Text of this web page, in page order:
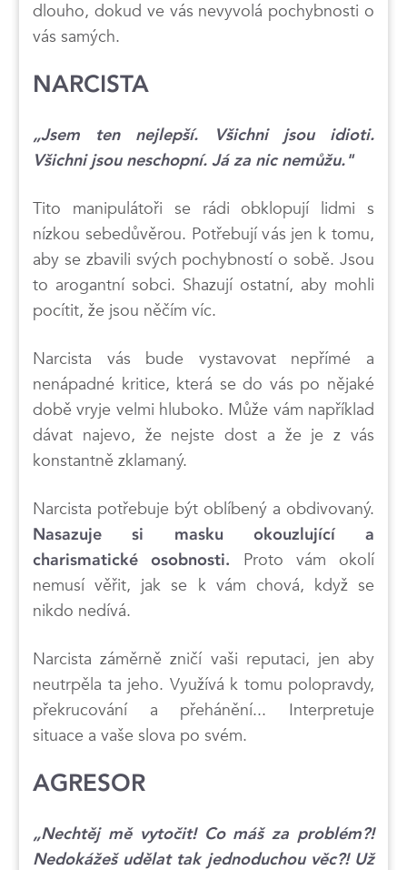
dlouho, dokud ve vás nevyvolá pochybnosti o
vás samých.
NARCISTA
„Jsem ten nejlepší. Všichni jsou idioti.
Všichni jsou neschopní. Já za nic nemůžu."
Tito manipulátoři se rádi obklopují lidmi s
nízkou sebedůvěrou. Potřebují vás jen k tomu,
aby se zbavili svých pochybností o sobě. Jsou
to arogantní sobci. Shazují ostatní, aby mohli
pocítit, že jsou něčím víc.
Narcista vás bude vystavovat nepřímé a
nenápadné kritice, která se do vás po nějaké
době vryje velmi hluboko. Může vám například
dávat najevo, že nejste dost a že je z vás
konstantně zklamaný.
Narcista potřebuje být oblíbený a obdivovaný.
Nasazuje si masku okouzlující a
charismatické osobnosti.
Proto vám okolí
nemusí věřit, jak se k vám chová, když se
nikdo nedívá.
Narcista záměrně zničí vaši reputaci, jen aby
neutrpěla ta jeho. Využívá k tomu polopravdy,
překrucování a přehánění... Interpretuje
situace a vaše slova po svém.
AGRESOR
„Nechtěj mě vytočit! Co máš za problém?!
Nedokážeš udělat tak jednoduchou věc?! Už